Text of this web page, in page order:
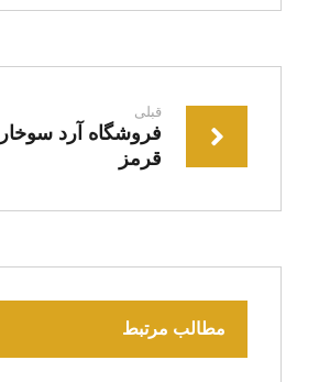
قبلی
فروشگاه آرد
قرمز
مطالب مرتبط